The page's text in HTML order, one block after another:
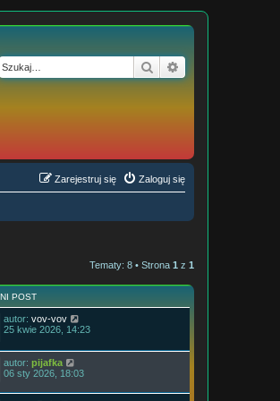
Szukaj
Zaloguj się
Zarejestruj się
Tematy: 8 • Strona 1 z 1
POST
autor: vov-vov
25 kwie 2026, 14:23
autor: pijafka
06 sty 2026, 18:03